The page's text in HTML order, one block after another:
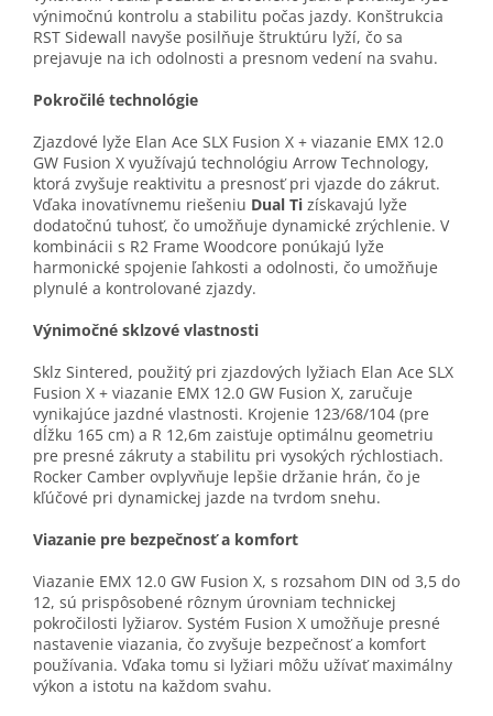
výnimočnú kontrolu a stabilitu počas jazdy. Konštrukcia
RST Sidewall navyše posilňuje štruktúru lyží, čo sa
prejavuje na ich odolnosti a presnom vedení na svahu.
Pokročilé technológie
Zjazdové lyže Elan Ace SLX Fusion X + viazanie EMX 12.0
GW Fusion X využívajú technológiu Arrow Technology,
ktorá zvyšuje reaktivitu a presnosť pri vjazde do zákrut.
Vďaka inovatívnemu riešeniu Dual Ti získavajú lyže
dodatočnú tuhosť, čo umožňuje dynamické zrýchlenie. V
kombinácii s R2 Frame Woodcore ponúkajú lyže
harmonické spojenie ľahkosti a odolnosti, čo umožňuje
plynulé a kontrolované zjazdy.
Výnimočné sklzové vlastnosti
Sklz Sintered, použitý pri zjazdových lyžiach Elan Ace SLX
Fusion X + viazanie EMX 12.0 GW Fusion X, zaručuje
vynikajúce jazdné vlastnosti. Krojenie 123/68/104 (pre
dĺžku 165 cm) a R 12,6m zaisťuje optimálnu geometriu
pre presné zákruty a stabilitu pri vysokých rýchlostiach.
Rocker Camber ovplyvňuje lepšie držanie hrán, čo je
kľúčové pri dynamickej jazde na tvrdom snehu.
Viazanie pre bezpečnosť a komfort
Viazanie EMX 12.0 GW Fusion X, s rozsahom DIN od 3,5 do
12, sú prispôsobené rôznym úrovniam technickej
pokročilosti lyžiarov. Systém Fusion X umožňuje presné
nastavenie viazania, čo zvyšuje bezpečnosť a komfort
používania. Vďaka tomu si lyžiari môžu užívať maximálny
výkon a istotu na každom svahu.